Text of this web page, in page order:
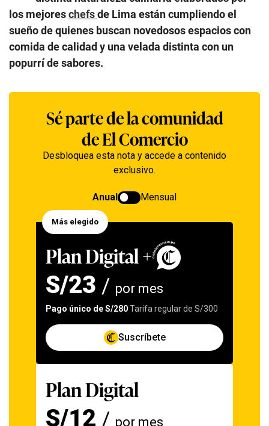
los mejoreschefsde Lima están cumpliendo el
sueño de quienes buscan novedosos espacios con
comida de calidad y una velada distinta con un
popurrí de sabores.